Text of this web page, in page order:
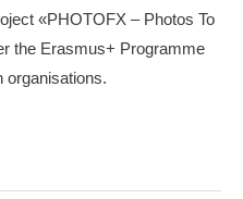
«PHOTOFX – Photos To
the Erasmus+ Programme
organisations.